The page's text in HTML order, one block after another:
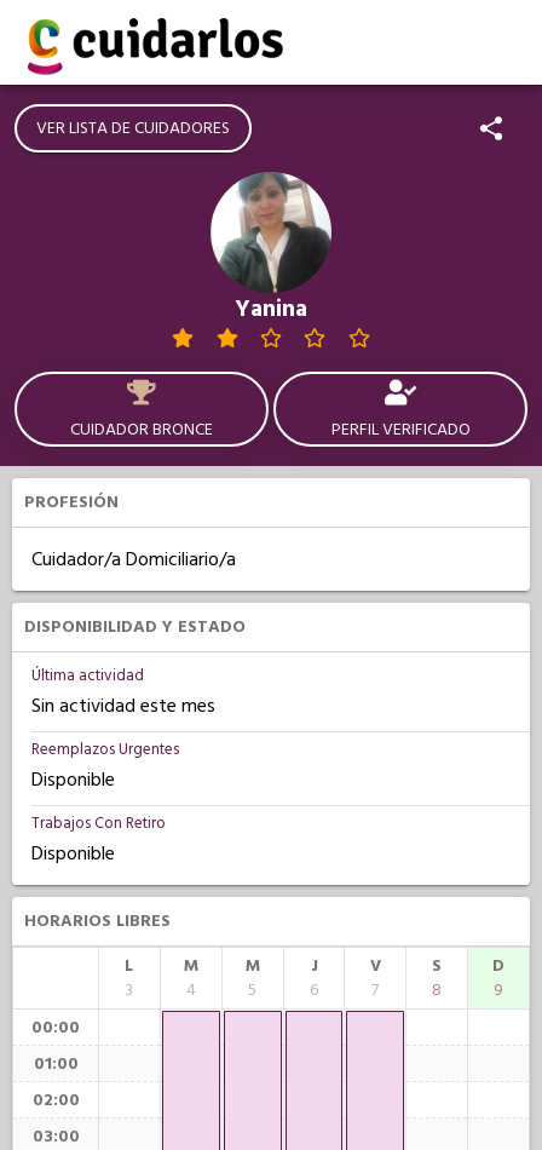
VER LISTA DE CUIDADORES
Yanina
CUIDADOR BRONCE PERFIL VERIFICADO
PROFESIÓN
Cuidador/a Domiciliario/a
DISPONIBILIDAD Y ESTADO
Última actividad
Sin actividad este mes
Reemplazos Urgentes
Disponible
Trabajos Con Retiro
Disponible
HORARIOS LIBRES
L
3
M
4
M
5
J
6
V
7
S
8
D
9
00:00
01:00
02:00
03:00